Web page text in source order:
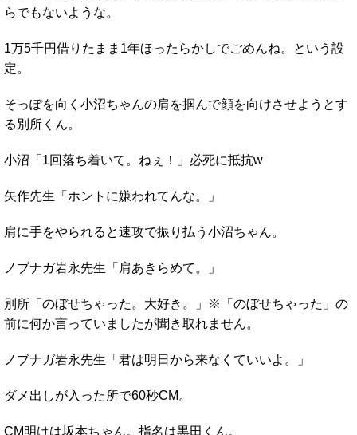
らでもないような。
1万5千円借りたまま1年ほったらかしでごめんね。という設
定。
そっぽを向く小沼ちゃんの肩を掴んで顔を向けさせようとす
る別所くん。
小沼「1回落ち着いて。ねぇ！」必死に抵抗w
矢作先生「ホントに嫌われてんな。」
肩に手をやられると速攻で振り払う小沼ちゃん。
ノブナガ岩永先生「肩あきらめて。」
別所「のぼせちゃった。大好き。」※「のぼせちゃった」の
前に何か言っていましたが聞き取れません。
ノブナガ岩永先生「君は明日から来なくていいよ。」
ダメ出しが入った所で60秒CM。
CM明けは坂本ちゃん。指名は黒田くん。